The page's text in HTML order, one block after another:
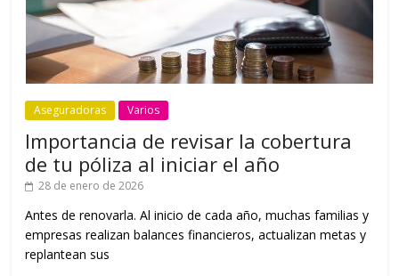
Aseguradoras Varios
Importancia de revisar la cobertura
de tu póliza al iniciar el año
28 de enero de 2026
Antes de renovarla. Al inicio de cada año, muchas familias y
empresas realizan balances financieros, actualizan metas y
replantean sus